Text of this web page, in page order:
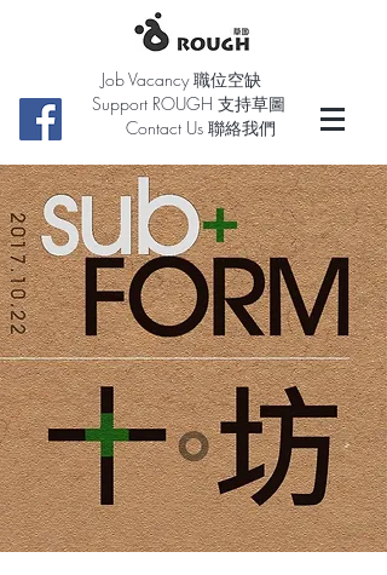
Job Vacancy 職位空缺
Support ROUGH 支持草圖
Contact Us 聯絡我們